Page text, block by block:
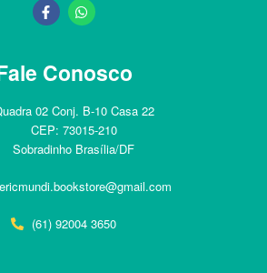
Conosco
02 Conj. B-10 Casa 22
CEP: 73015-210
Sobradinho Brasília/DF
(61) 92004 3650